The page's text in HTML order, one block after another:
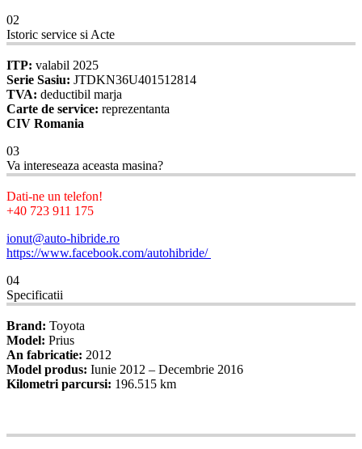
02
Istoric service si Acte
ITP: valabil 2025
Serie Sasiu: JTDKN36U401512814
TVA: deductibil marja
Carte de service: reprezentanta
CIV Romania
03
Va intereseaza aceasta masina?
Dati-ne un telefon!
+40 723 911 175
ionut@auto-hibride.ro
https://www.facebook.com/autohibride/
04
Specificatii
Brand: Toyota
Model: Prius
An fabricatie: 2012
Model produs: Iunie 2012 – Decembrie 2016
Kilometri parcursi: 196.515 km